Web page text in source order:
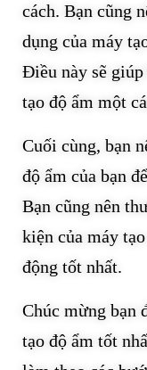
cách. Bạn cũng
dụng của máy
Điều này sẽ giúp
tạo độ ẩm một
Cuối cùng, bạn
độ ẩm của bạn
Bạn cũng nên
kiện của máy
động tốt nhất.
Chúc mừng bạn
tạo độ ẩm tốt